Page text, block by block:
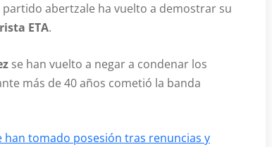
partido abertzale ha vuelto a demostrar su
ETA.
se han vuelto a negar a condenar los
más de 40 años cometió la banda
han tomado posesión tras renuncias y